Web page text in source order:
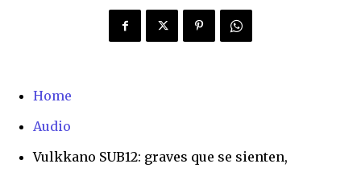
Home
Audio
Vulkkano SUB12: graves que se sienten,